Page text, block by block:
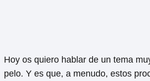
Hoy os quiero hablar de un tema
pelo. Y es que, a menudo, estos